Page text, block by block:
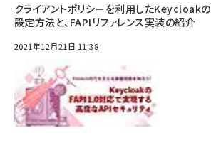
クライアントポリシーを利用したKeycloakの
設定方法と、FAPIリファレンス実装の紹介
2021年12月21日 11:38